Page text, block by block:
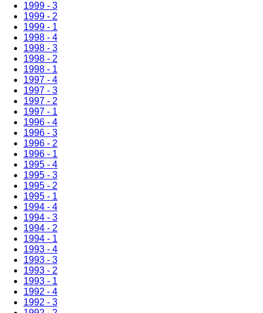
1999 - 3
1999 - 2
1999 - 1
1998 - 4
1998 - 3
1998 - 2
1998 - 1
1997 - 4
1997 - 3
1997 - 2
1997 - 1
1996 - 4
1996 - 3
1996 - 2
1996 - 1
1995 - 4
1995 - 3
1995 - 2
1995 - 1
1994 - 4
1994 - 3
1994 - 2
1994 - 1
1993 - 4
1993 - 3
1993 - 2
1993 - 1
1992 - 4
1992 - 3